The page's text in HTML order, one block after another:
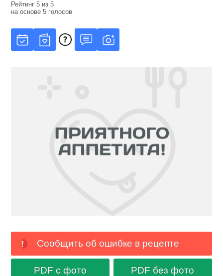
Рейтинг5 из5
на основе5 голосов
Сообщить об ошибке в рецепте
PDF с фото PDF без фото